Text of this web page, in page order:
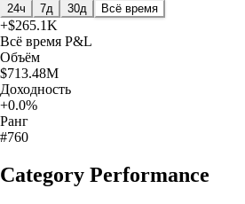
24ч 7д 30д Всё время
+$265.1K
Всё время P&L
Объём
$713.48M
Доходность
+0.0%
Ранг
#760
Category Performance